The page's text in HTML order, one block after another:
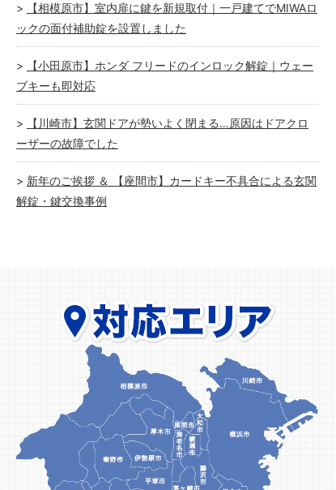
【相模原市】室内扉に鍵を新規取付｜一戸建てでMIWAロ
ックの面付補助錠を設置しました
【小田原市】ホンダ フリードのインロック解錠｜ウェー
ブキーも即対応
【川崎市】玄関ドアが勢いよく閉まる…原因はドアクロ
ーザーの故障でした
新年のご挨拶 ＆ 【座間市】カードキー不具合による玄関
解錠・鍵交換事例